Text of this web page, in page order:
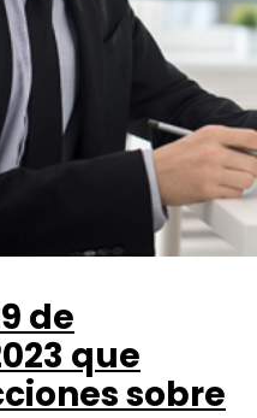
de
que
sobre